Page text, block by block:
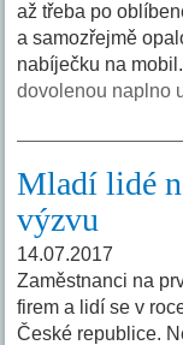
až třeba po
a samozřejmě
nabíječku na
dovolenou naplno
Mladí lidé
výzvu
14.07.2017
Zaměstnanci na
firem a lidí se v
České republice.